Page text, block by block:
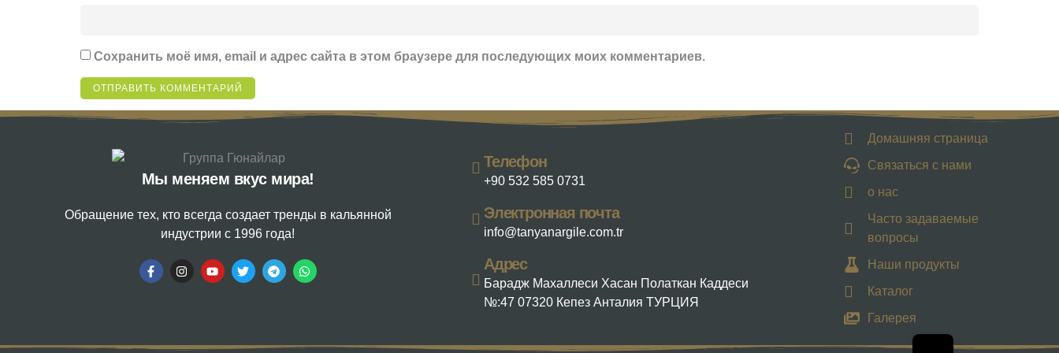
Сохранить моё имя, email и адрес сайта в этом браузере для последующих моих комментариев.
Мы меняем вкус мира!
Обращение тех, кто всегда создает тренды в кальянной
индустрии с 1996 года!
Телефон
+90 532 585 0731
Электронная почта
info@tanyanargile.com.tr
Адрес
Барадж Махаллеси Хасан Полаткан Каддеси
№:47 07320 Кепез Анталия ТУРЦИЯ
Домашняя страница
Связаться с нами
о нас
Часто задаваемые
вопросы
Наши продукты
Каталог
Галерея